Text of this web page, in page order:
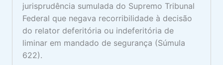
jurisprudência sumulada do Supremo Tribunal
Federal que negava recorribilidade à decisão
do relator deferitória ou indeferitória de
liminar em mandado de segurança (Súmula
622).